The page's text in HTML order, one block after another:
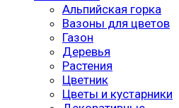
Альпийская горка
Вазоны для цветов
Газон
Деревья
Растения
Цветник
Цветы и кустарники